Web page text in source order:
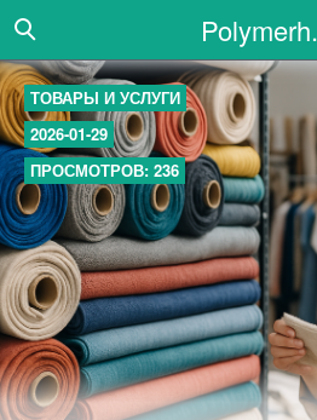
ТОВАРЫ И УСЛУГИ
2026-01-29
ПРОСМОТРОВ: 236